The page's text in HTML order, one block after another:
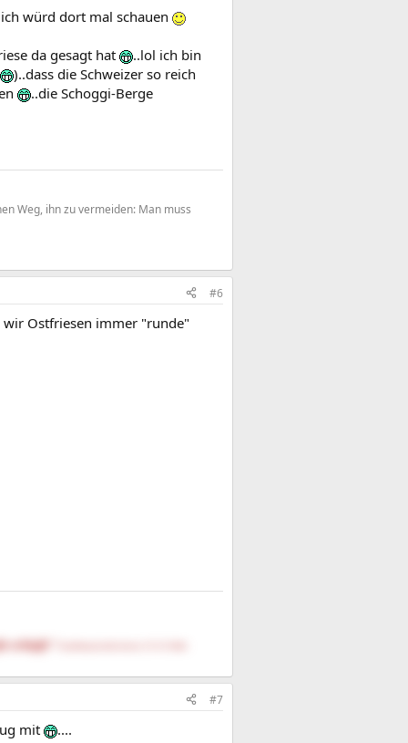
würd dort mal schauen
da gesagt hat
..lol ich bin
)..dass die Schweizer so reich
..die Schoggi-Berge
Weg, ihn zu vermeiden: Man muss
#6
Ostfriesen immer "runde"
schöpft."
#7
mit ....